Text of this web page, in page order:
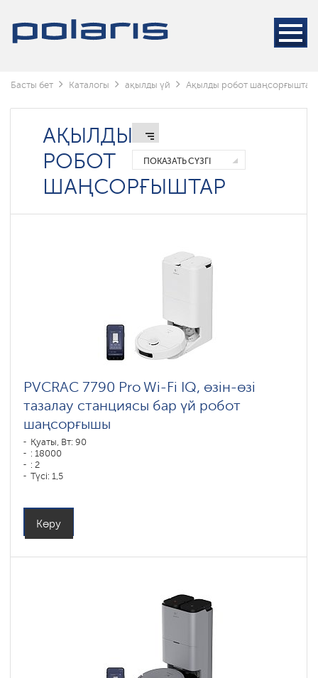
Басты бет Каталогы ақылды үй Ақылды робот шаңсорғыштар
АҚЫЛДЫ
РОБОТ
ШАҢСОРҒЫШТАР
ПОКАЗАТЬ СҮЗГІ
PVCRAC 7790 Pro Wi-Fi IQ, өзін-өзі
тазалау станциясы бар үй робот
шаңсорғышы
Қуаты, Вт: 90
: 18000
: 2
Түсі: 1,5
Бүйірлік щеткалар : 1
Көру